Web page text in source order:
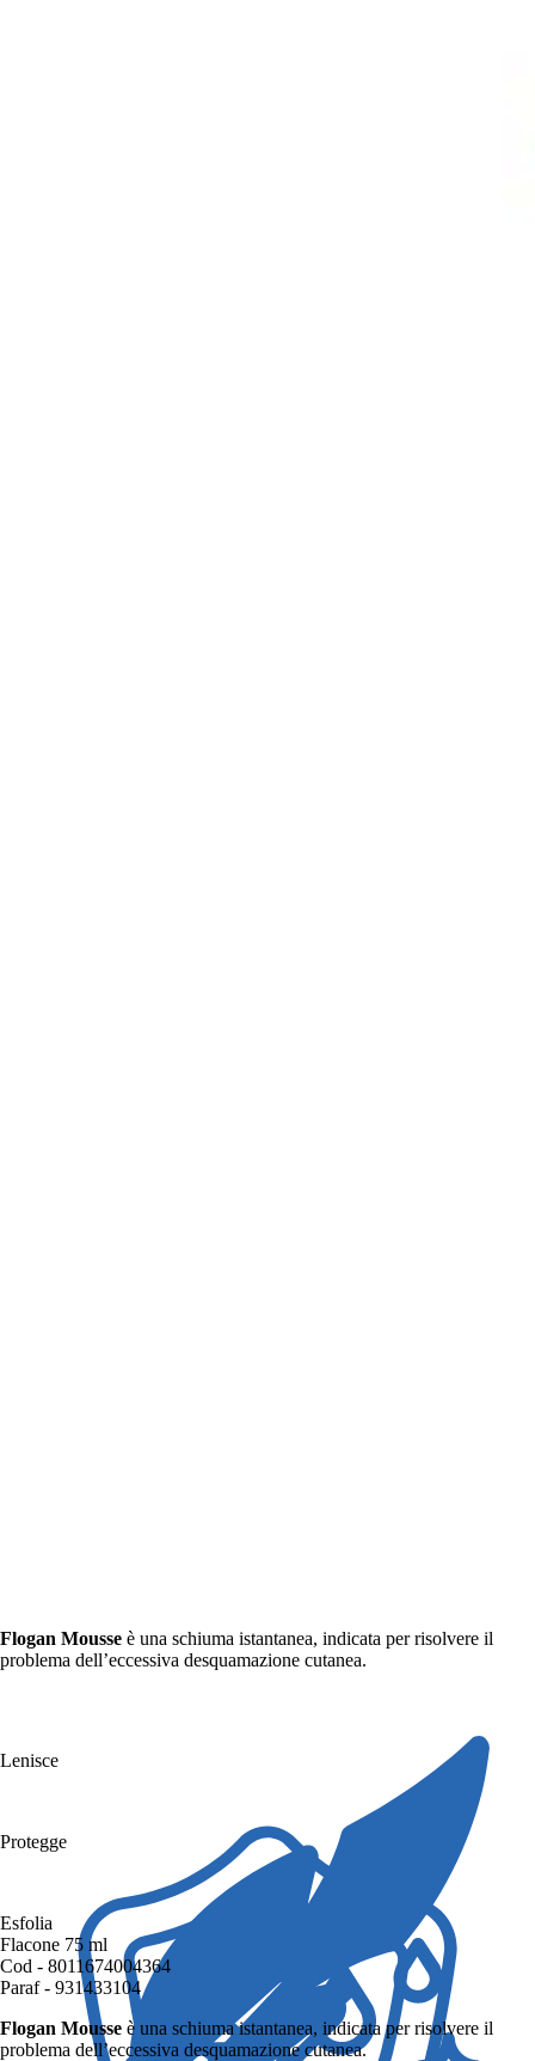
Flogan Mousse è una schiuma istantanea, indicata per risolvere il
problema dell’eccessiva desquamazione cutanea.
Lenisce
Protegge
Esfolia
Flacone 75 ml
Cod - 8011674004364
Paraf - 931433104
Flogan Mousse è una schiuma istantanea, indicata per risolvere il
problema dell’eccessiva desquamazione cutanea.